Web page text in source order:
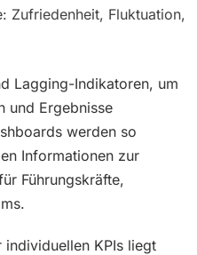
Zufriedenheit, Fluktuation,
Lagging-Indikatoren, um
und Ergebnisse
werden so
Informationen zur
Führungskräfte,
KPIs liegt